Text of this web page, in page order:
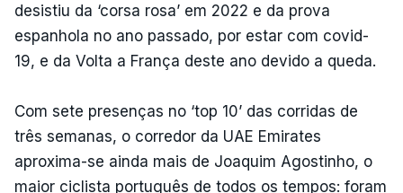
desistiu da ‘corsa rosa’ em 2022 e da prova
espanhola no ano passado, por estar com covid-
19, e da Volta a França deste ano devido a queda.
Com sete presenças no ‘top 10’ das corridas de
três semanas, o corredor da UAE Emirates
aproxima-se ainda mais de Joaquim Agostinho, o
maior ciclista português de todos os tempos: foram